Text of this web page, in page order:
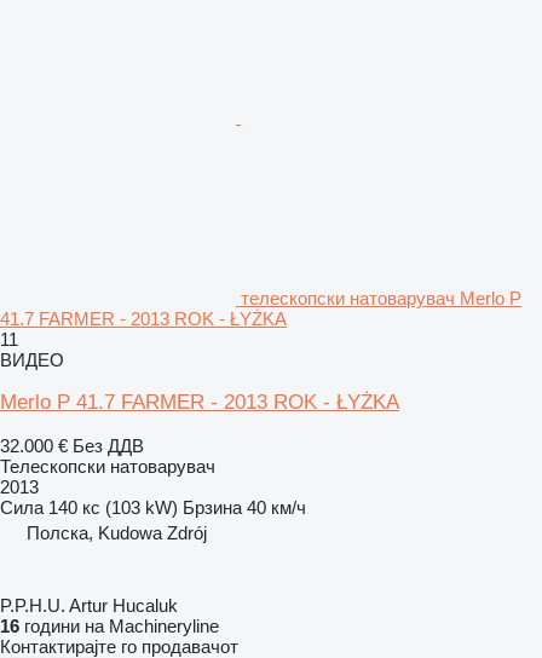
телескопски натоварувач Merlo P
41.7 FARMER - 2013 ROK - ŁYŻKA
11
ВИДЕО
Merlo P 41.7 FARMER - 2013 ROK - ŁYŻKA
32.000 € Без ДДВ
Телескопски натоварувач
2013
Сила 140 кс (103 kW) Брзина 40 км/ч
Полска, Kudowa Zdrój
P.P.H.U. Artur Hucaluk
16 години на Machineryline
Контактирајте го продавачот